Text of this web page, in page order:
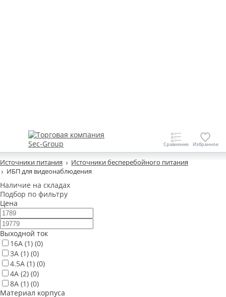
Источники питания
Источники бесперебойного питания
ИБП для видеонаблюдения
Наличие на складах
Подбор по фильтру
Цена
Выходной ток
16А (1) (0)
3А (1) (0)
4.5А (1) (0)
4А (2) (0)
8А (1) (0)
Материал корпуса